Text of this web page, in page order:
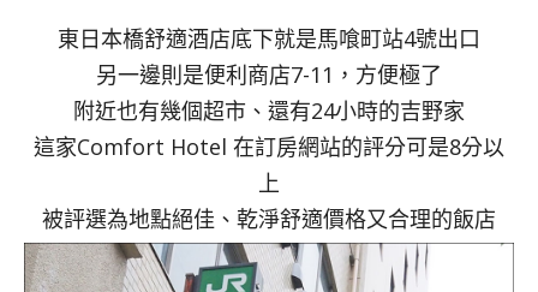
東日本橋舒適酒店底下就是馬喰町站4號出口
另一邊則是便利商店7-11，方便極了
附近也有幾個超市、還有24小時的吉野家
這家Comfort Hotel 在訂房網站的評分可是8分以
上
被評選為地點絕佳、乾淨舒適價格又合理的飯店